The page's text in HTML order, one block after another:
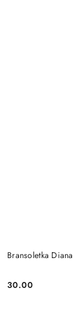
Bransoletka Diana
Cena:
30.00